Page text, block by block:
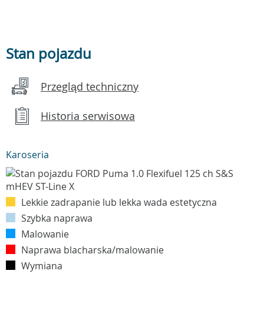
Stan pojazdu
Przegląd techniczny
Historia serwisowa
Karoseria
Lekkie zadrapanie lub lekka wada estetyczna
Szybka naprawa
Malowanie
Naprawa blacharska/malowanie
Wymiana